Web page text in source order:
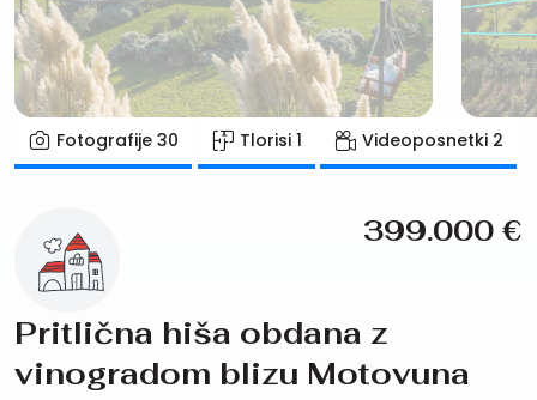
Fotografije 30 Tlorisi 1 Videoposnetki 2
399.000 €
Pritlična hiša obdana z
vinogradom blizu Motovuna